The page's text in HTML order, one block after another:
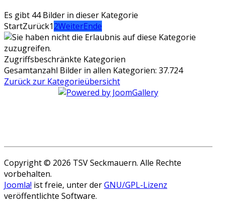
Es gibt 44 Bilder in dieser Kategorie
StartZurück12WeiterEnde
Zugriffsbeschränkte Kategorien
Gesamtanzahl Bilder in allen Kategorien: 37.724
Zurück zur Kategorieübersicht
Copyright © 2026 TSV Seckmauern. Alle Rechte
vorbehalten.
Joomla! ist freie, unter derGNU/GPL-Lizenz
veröffentlichte Software.